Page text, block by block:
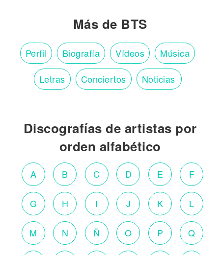
Más de BTS
Perfil Biografía Vídeos Música
Letras Conciertos Noticias
Discografías de artistas por
orden alfabético
A B C D E F
G H I J K L
M N Ñ O P Q